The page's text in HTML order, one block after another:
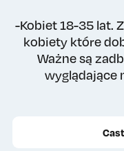
-Kobiet 18-35 lat.
kobiety które
Ważne są
wyglądające